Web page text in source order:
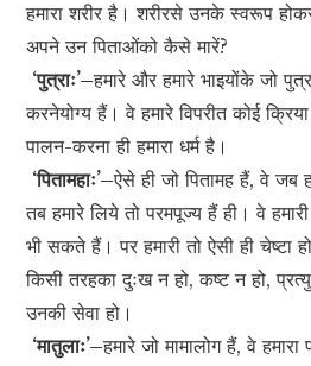
हमारा शरीर है। शरीरसे उनके स्वरूप
अपने उन पिताओंको कैसे मारें?
‘पुत्राः’–हमारे और हमारे भाइयोंके जो
करनेयोग्य हैं। वे हमारे विपरीत कोई
पालन-करना ही हमारा धर्म है।
‘पितामहाः’–ऐसे ही जो पितामह हैं, वे जब
तब हमारे लिये तो परमपूज्य हैं ही। वे
भी सकते हैं। पर हमारी तो ऐसी ही चेष्टा
किसी तरहका दुःख न हो, कष्ट न हो,
उनकी सेवा हो।
‘मातुलाः’–हमारे जो मामालोग हैं, वे